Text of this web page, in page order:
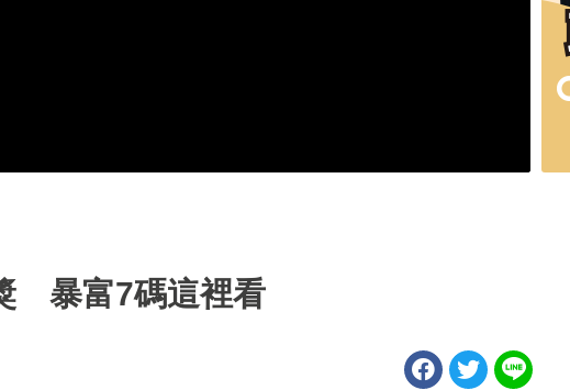
暴富7碼這裡看